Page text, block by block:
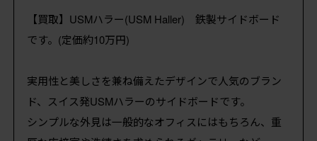
【買取】USMハラー(USM Haller) 鉄製サイドボード
です。(定価約10万円)
実用性と美しさを兼ね備えたデザインで人気のブラン
ド、スイス発USMハラーのサイドボードです。
シンプルな外見は一般的なオフィスにはもちろん、重